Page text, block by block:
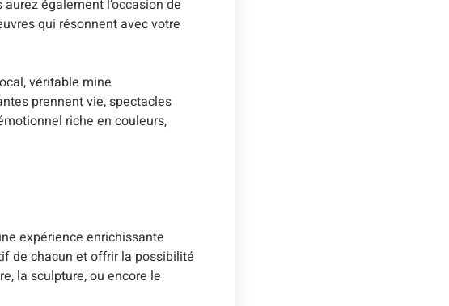
également l’occasion de
qui résonnent avec votre
véritable mine
prennent vie, spectacles
riche en couleurs,
expérience enrichissante
de chacun et offrir la possibilité
la sculpture, ou encore le